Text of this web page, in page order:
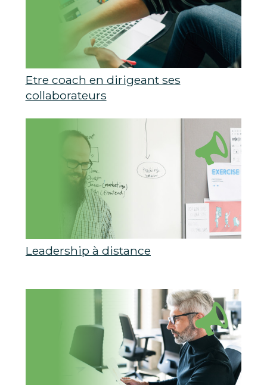
Etre coach en dirigeant ses
collaborateurs
Leadership à distance